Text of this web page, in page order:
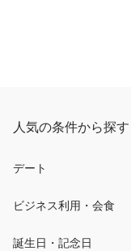
人気の条件から探す
デート
ビジネス利用・会食
誕生日・記念日